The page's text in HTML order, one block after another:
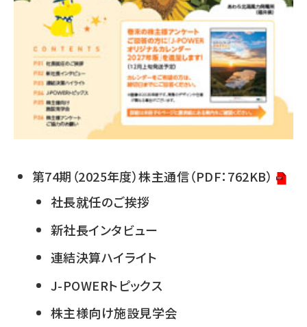
第74期（2025年度）株主通信（PDF：762KB）
社長就任のご挨拶
新社長インタビュー
連結決算ハイライト
J-POWERトピックス
株主様向け施設見学会